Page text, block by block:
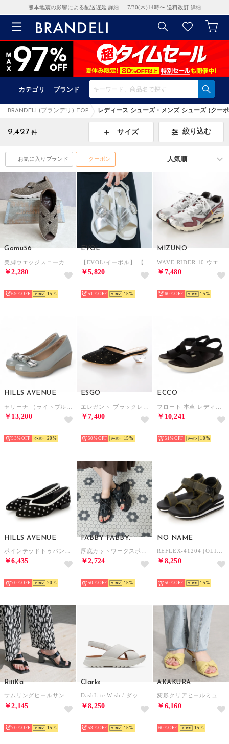
熊本地震の影響による配送遅延 詳細 ｜ 7/30(木)14時〜 送料改訂 詳細
カテゴリ ブランド
BRANDELI (ブランデリ) TOP レディース シューズ・メンズ シューズ (クー
9,427 件 サイズ 絞り込む
お気に入りブランド クーポン
Gomu56
￥2,280
69% 15
EVOL
￥5,820
51% 15
MIZUNO
￥7,480
60% 15
HILLS AVENUE
￥13,200
53% 20
ESGO
￥7,400
50% 15
ECCO
￥10,241
51% 10
HILLS AVENUE
￥6,435
70% 20
FABBY FABBY.
￥2,724
50% 15
NO NAME
￥8,250
50% 15
RiiiKa
サムリングヒールサンダル （black）
￥2,145
70% 15
Clarks
DashLite Wish / ダッシュライトウィッシュ （ホワイトインタレスト）
￥8,250
53% 15
AKAKURA
変形クリアヒールミュールサンダル （YE）
￥6,160
60% 15